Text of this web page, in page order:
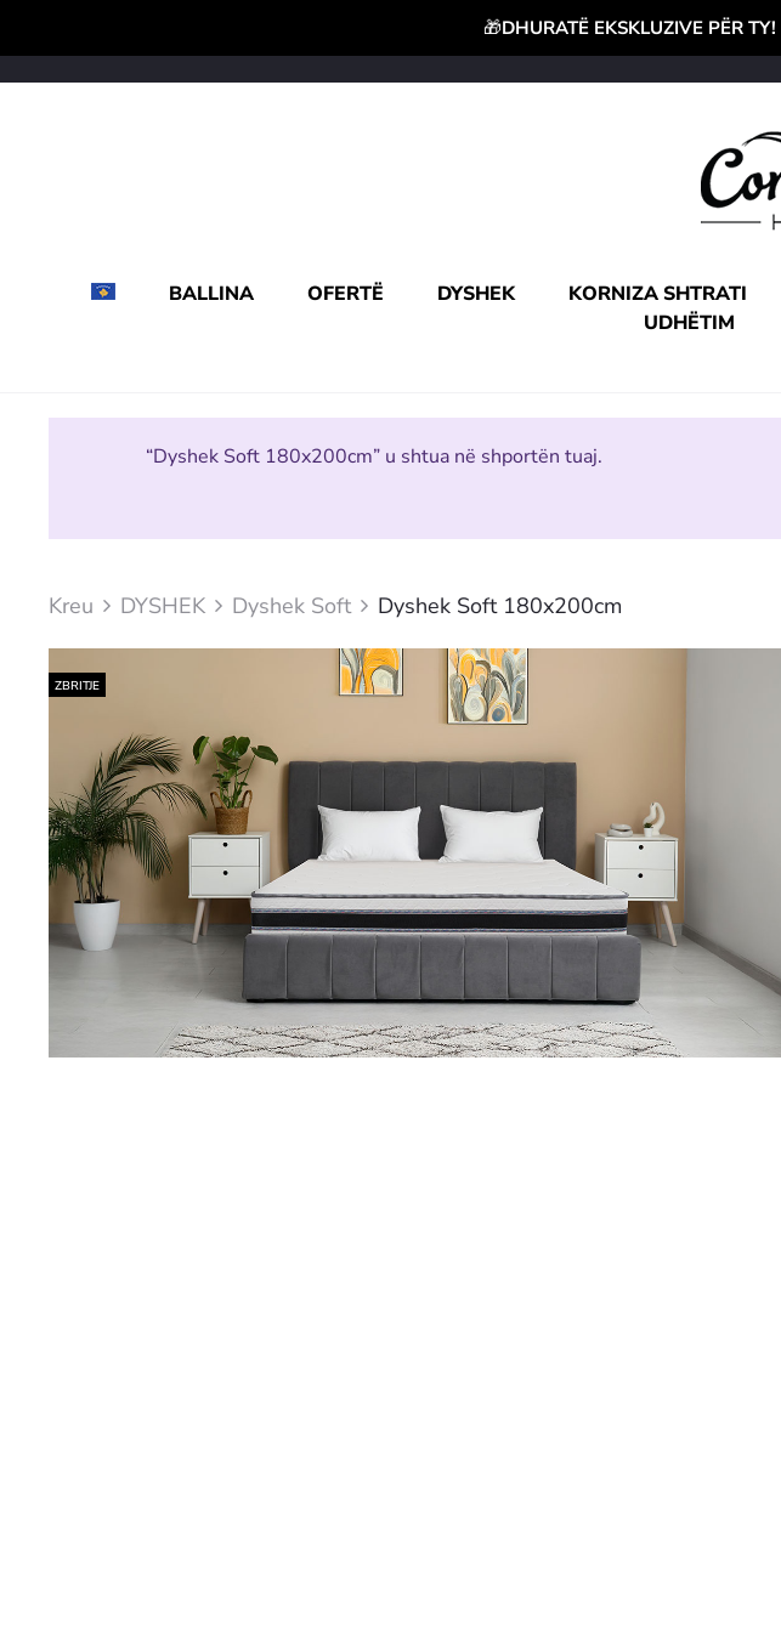
🎁DHURATË EKSKLUZIVE PËR TY!
BALLINA OFERTË DYSHEK KORNIZA SHTRATI
UDHËTIM
“Dyshek Soft 180x200cm” u shtua në shportën tuaj.
Kreu DYSHEK Dyshek Soft Dyshek Soft 180x200cm
ZBRITJE